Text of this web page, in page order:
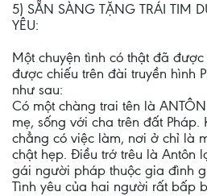
5) SẴN SÀNG TẶNG TRÁI TIM
YÊU:
Một chuyện tình có thật đã
được chiếu trên đài truyền hình
như sau:
Có một chàng trai tên là
mẹ, sống với cha trên đất Pháp.
chẳng có việc làm, nơi ở chỉ là
chật hẹp. Điều trớ trêu là Antôn
gái người pháp thuộc gia đình
Tình yêu của hai người rất bấp